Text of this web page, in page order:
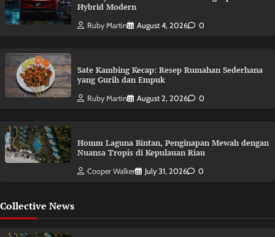
Hybrid Modern
Ruby Martin August 4, 2026 0
Sate Kambing Kecap: Resep Rumahan Sederhana
yang Gurih dan Empuk
Ruby Martin August 2, 2026 0
Homm Laguna Bintan, Penginapan Mewah dengan
Nuansa Tropis di Kepulauan Riau
Cooper Walker July 31, 2026 0
Collective News